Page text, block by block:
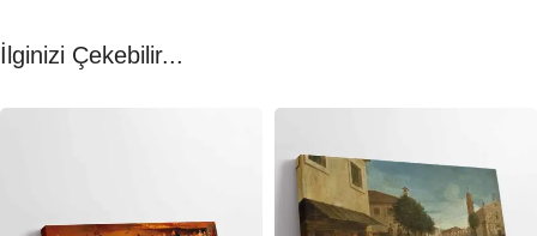
İlginizi Çekebilir...